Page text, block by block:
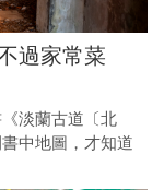
過家常菜
淡蘭古道〔北
中地圖，才知道